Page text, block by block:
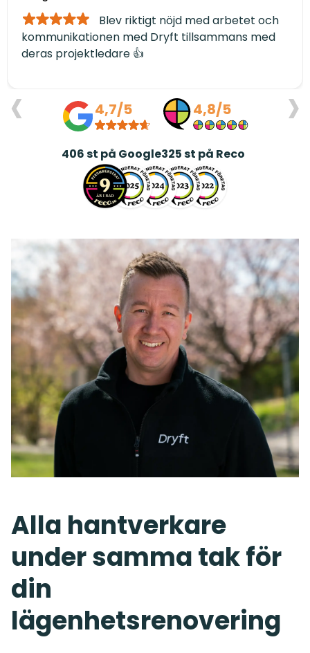
Blev riktigt nöjd med arbetet och
kommunikationen med Dryft tillsammans med
deras projektledare 👍
‹ ›
4,7/5
406st på Google
4,8/5
325st på Reco
Alla hantverkare
under samma tak för
din
lägenhetsrenovering